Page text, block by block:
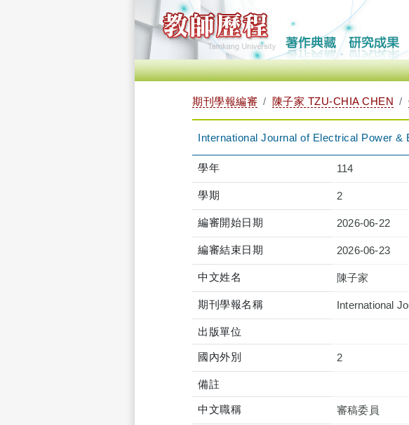
期刊學報編審 陳子家 TZU-CHIA CHEN
International Journal of Electrical Power
學年 114
學期 2
編審開始日期 2026-06-22
編審結束日期 2026-06-23
中文姓名 陳子家
期刊學報名稱 International
出版單位
國內外別 2
備註
中文職稱 審稿委員